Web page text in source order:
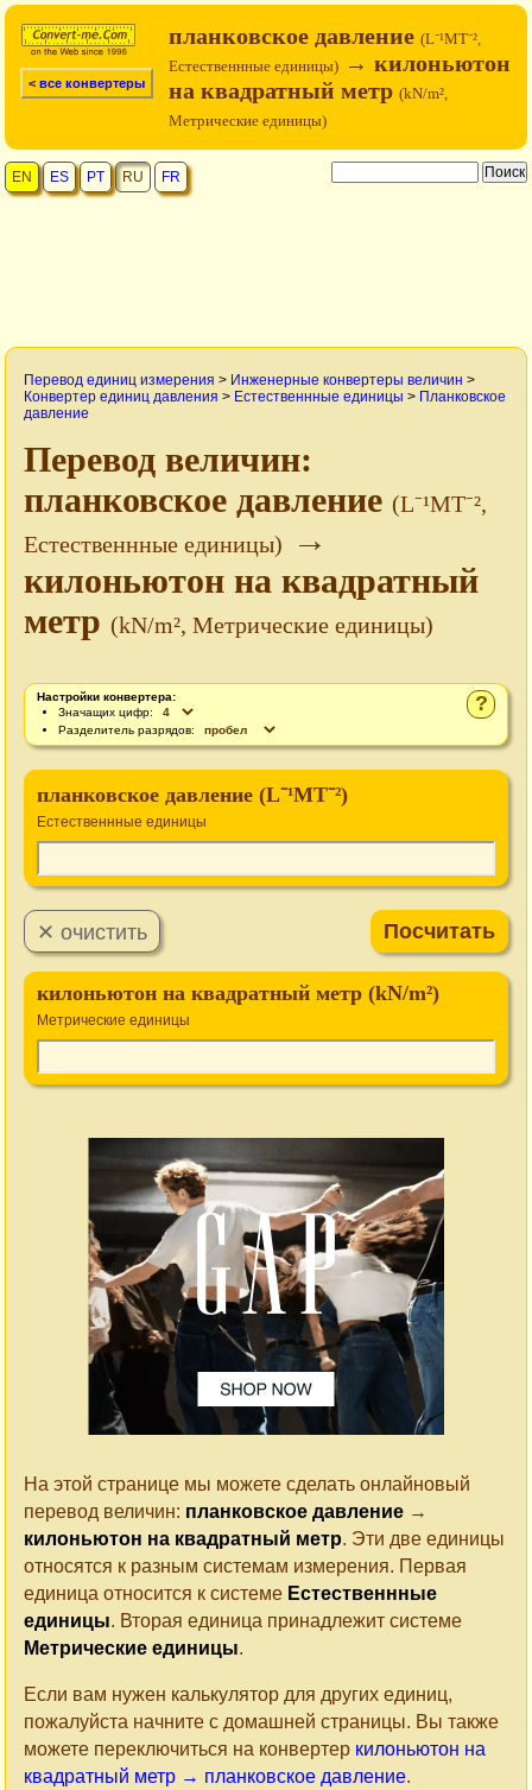
< все конвертеры
планковское давление (L⁻¹MT⁻²,
Естественнные единицы) → килоньютон
на квадратный метр (kN/m²,
Метрические единицы)
EN ES PT RU FR
Перевод единиц измерения > Инженерные конвертеры величин >
Конвертер единиц давления > Естественнные единицы > Планковское
давление
Перевод величин:
планковское давление (L⁻¹MT⁻²,
Естественнные единицы)
→
килоньютон на квадратный
метр (kN/m², Метрические единицы)
?
Настройки конвертера:
Значащих цифр:
Разделитель разрядов:
планковское давление (L⁻¹MT⁻²)
Естественнные единицы
килоньютон на квадратный метр (kN/m²)
Метрические единицы
На этой странице мы можете сделать онлайновый
перевод величин: планковское давление →
килоньютон на квадратный метр. Эти две единицы
относятся к разным системам измерения. Первая
единица относится к системе Естественнные
единицы. Вторая единица принадлежит системе
Метрические единицы.
Если вам нужен калькулятор для других единиц,
пожалуйста начните с домашней страницы. Вы также
можете переключиться на конвертер килоньютон на
квадратный метр → планковское давление.